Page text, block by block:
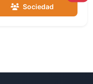
Sociedad